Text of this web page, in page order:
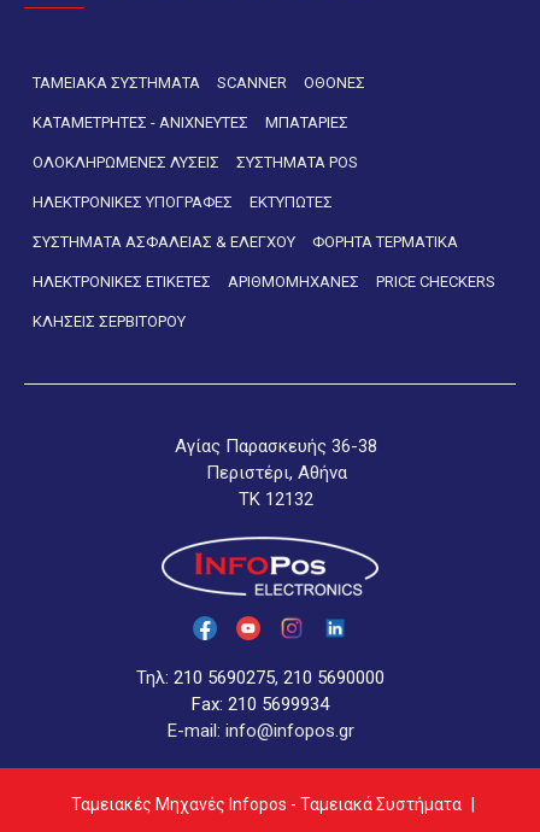
ΤΑΜΕΙΑΚΑ ΣΥΣΤΗΜΑΤΑ SCANNER ΟΘΟΝΕΣ
ΚΑΤΑΜΕΤΡΗΤΕΣ - ΑΝΙΧΝΕΥΤΕΣ ΜΠΑΤΑΡΙΕΣ
ΟΛΟΚΛΗΡΩΜΕΝΕΣ ΛΥΣΕΙΣ ΣΥΣΤΗΜΑΤΑ POS
ΗΛΕΚΤΡΟΝΙΚΕΣ ΥΠΟΓΡΑΦΕΣ ΕΚΤΥΠΩΤΕΣ
ΣΥΣΤΗΜΑΤΑ ΑΣΦΑΛΕΙΑΣ & ΕΛΕΓΧΟΥ ΦΟΡΗΤΑ ΤΕΡΜΑΤΙΚΑ
ΗΛΕΚΤΡΟΝΙΚΕΣ ΕΤΙΚΕΤΕΣ ΑΡΙΘΜΟΜΗΧΑΝΕΣ PRICE CHECKERS
ΚΛΗΣΕΙΣ ΣΕΡΒΙΤΟΡΟΥ
Αγίας Παρασκευής 36-38
Περιστέρι, Αθήνα
ΤΚ 12132
Τηλ:210 5690275,210 5690000
Fax: 210 5699934
E-mail: info@infopos.gr
Ταμειακές Μηχανές Infopos - Ταμειακά Συστήματα